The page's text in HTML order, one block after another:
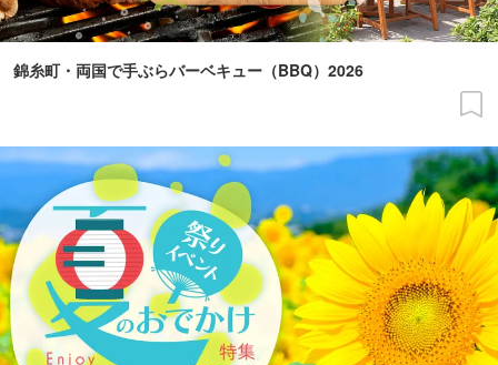
錦糸町・両国で手ぶらバーベキュー（BBQ）2026